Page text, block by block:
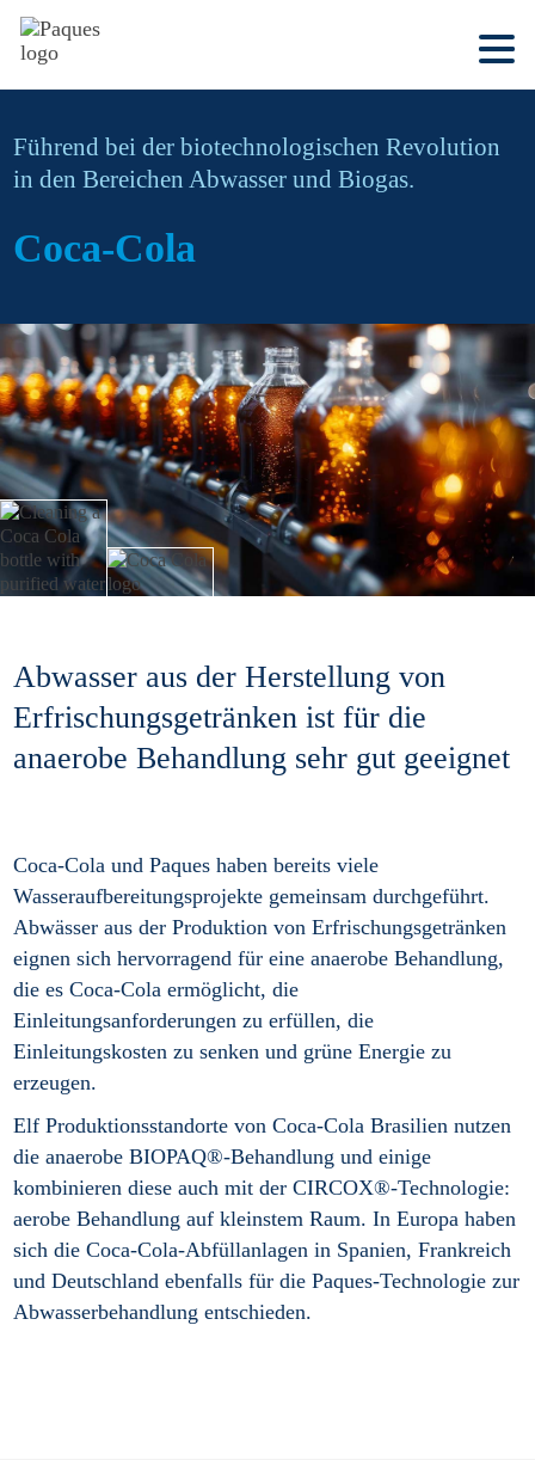
Führend bei der biotechnologischen Revolution
in den Bereichen Abwasser und Biogas.
Coca-Cola
Abwasser aus der Herstellung von
Erfrischungsgetränken ist für die
anaerobe Behandlung sehr gut geeignet
Coca-Cola und Paques haben bereits viele
Wasseraufbereitungsprojekte gemeinsam durchgeführt.
Abwässer aus der Produktion von Erfrischungsgetränken
eignen sich hervorragend für eine anaerobe Behandlung,
die es Coca-Cola ermöglicht, die
Einleitungsanforderungen zu erfüllen, die
Einleitungskosten zu senken und grüne Energie zu
erzeugen.
Elf Produktionsstandorte von Coca-Cola Brasilien nutzen
die anaerobe BIOPAQ®-Behandlung und einige
kombinieren diese auch mit der CIRCOX®-Technologie:
aerobe Behandlung auf kleinstem Raum. In Europa haben
sich die Coca-Cola-Abfüllanlagen in Spanien, Frankreich
und Deutschland ebenfalls für die Paques-Technologie zur
Abwasserbehandlung entschieden.